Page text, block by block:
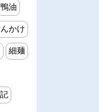
鴨油
かけ
細麺